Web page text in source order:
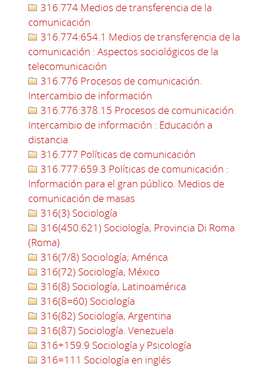
316.774 Medios de transferencia de la
comunicación
316.774:654.1 Medios de transferencia de la
comunicación : Aspectos sociológicos de la
telecomunicación
316.776 Procesos de comunicación.
Intercambio de información
316.776:378.15 Procesos de comunicación.
Intercambio de información : Educación a
distancia
316.777 Políticas de comunicación
316.777:659.3 Políticas de comunicación :
Información para el gran público. Medios de
comunicación de masas
316(3) Sociología
316(450.621) Sociología, Provincia Di Roma
(Roma)
316(7/8) Sociología; América
316(72) Sociología, México
316(8) Sociología, Latinoamérica
316(8=60) Sociología
316(82) Sociología, Argentina
316(87) Sociología. Venezuela
316+159.9 Sociología y Psicología
316=111 Sociología en inglés